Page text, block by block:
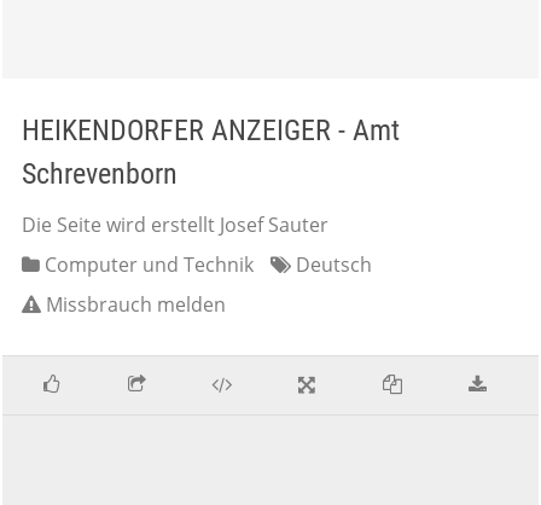
HEIKENDORFER ANZEIGER - Amt
Schrevenborn
Die Seite wird erstellt Josef Sauter
Computer und Technik
Deutsch
Missbrauch melden